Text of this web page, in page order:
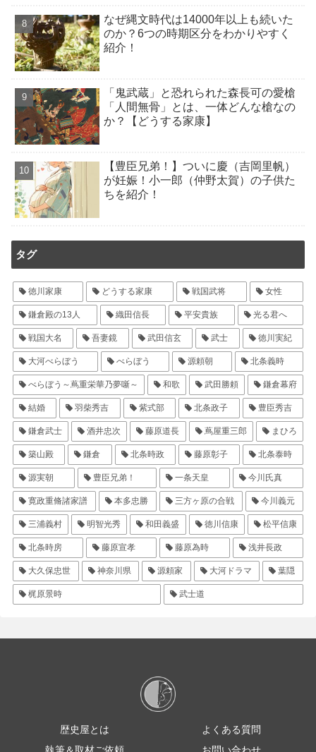
なぜ縄文時代は14000年以上も続いた
のか？6つの時期区分をわかりやすく
紹介！
「鬼武蔵」と恐れられた森長可の愛槍
「人間無骨」とは、一体どんな槍なの
か？【どうする家康】
【豊臣兄弟！】ついに慶（吉岡里帆）
が妊娠！小一郎（仲野太賀）の子供た
ちを紹介！
タグ
徳川家康 どうする家康 戦国武将 女性
鎌倉殿の13人 織田信長 平安貴族 光る君へ
戦国大名 吾妻鏡 武田信玄 武士 徳川実紀
大河べらぼう べらぼう 源頼朝 北条義時
べらぼう～蔦重栄華乃夢噺～ 和歌 武田勝頼 鎌倉幕府
結婚 羽柴秀吉 紫式部 北条政子 豊臣秀吉
鎌倉武士 酒井忠次 藤原道長 蔦屋重三郎 まひろ
築山殿 鎌倉 北条時政 藤原彰子 北条泰時
源実朝 豊臣兄弟！ 一条天皇 今川氏真
寛政重脩諸家譜 本多忠勝 三方ヶ原の合戦 今川義元
三浦義村 明智光秀 和田義盛 徳川信康 松平信康
北条時房 藤原宣孝 藤原為時 浅井長政
大久保忠世 神奈川県 源頼家 大河ドラマ 葉隠
梶原景時 武士道
歴史屋とは
よくある質問